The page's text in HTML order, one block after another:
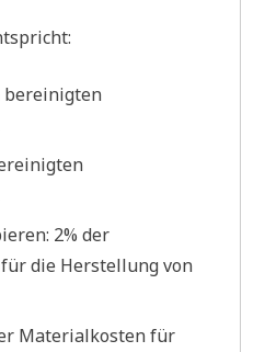
bereinigten
2% der
die Herstellung von
Materialkosten für